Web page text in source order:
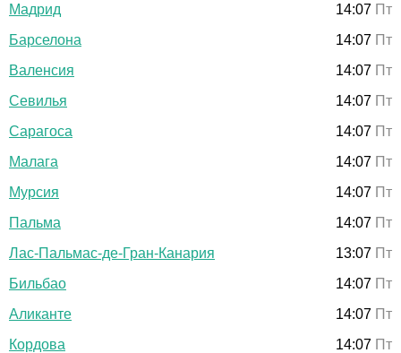
Мадрид 14:07 Пт
Барселона
14:07 Пт
Валенсия
14:07 Пт
Севилья
14:07 Пт
Сарагоса
14:07 Пт
Малага
14:07 Пт
Мурсия
14:07 Пт
Пальма
14:07 Пт
Лас-Пальмас-де-Гран-Канария
13:07 Пт
Бильбао
14:07 Пт
Аликанте
14:07 Пт
Кордова
14:07 Пт